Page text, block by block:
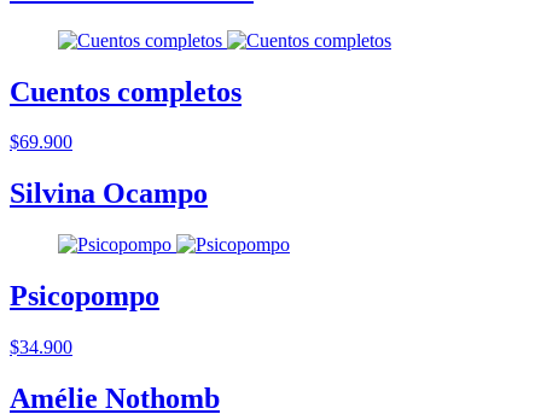
Cuentos completos
$69.900
Silvina Ocampo
Psicopompo
$34.900
Amélie Nothomb